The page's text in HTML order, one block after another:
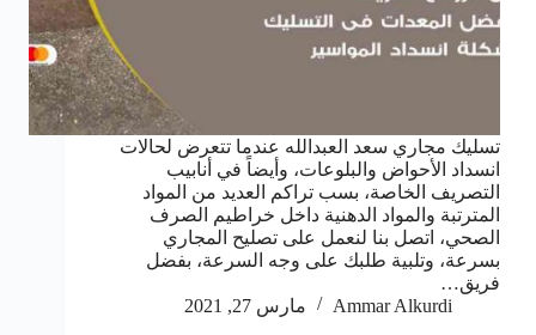
تسليك مجاري سعد العبدالله عندما تتعرض لحالات
انسداد الأحواض والبلوعات، وأيضاً في أنابيب
التصريف الخاصة، بسب تراكم العديد من المواد
المترتبة والمواد الدهنية داخل خراطيم الصرف
الصحي، اتصل بنا لنعمل على تصليح المجاري
بسرعة، وتلبية طلبك على وجه السرعة، بفضل
فريق…
Ammar Alkurdi
مارس 27, 2021